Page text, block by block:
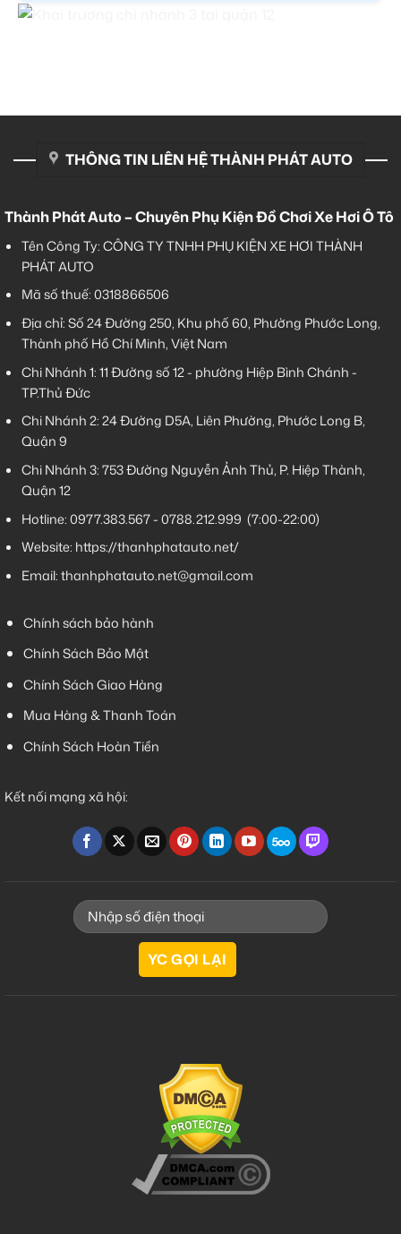
THÔNG TIN LIÊN HỆ THÀNH PHÁT AUTO
Thành Phát Auto – Chuyên Phụ Kiện Đồ Chơi Xe Hơi Ô Tô
Tên Công Ty: CÔNG TY TNHH PHỤ KIỆN XE HƠI THÀNH
PHÁT AUTO
Mã số thuế: 0318866506
Địa chỉ: Số 24 Đường 250, Khu phố 60, Phường Phước Long,
Thành phố Hồ Chí Minh, Việt Nam
Chi Nhánh 1:11 Đường số 12 - phường Hiệp Bình Chánh -
TP.Thủ Đức
Chi Nhánh 2:24 Đường D5A, Liên Phường, Phước Long B,
Quận 9
Chi Nhánh 3:753 Đường Nguyễn Ảnh Thủ, P. Hiệp Thành,
Quận 12
Hotline:0977.383.567-0788.212.999 (7:00-22:00)
Website: https://thanhphatauto.net/
Email:thanhphatauto.net@gmail.com
Chính sách bảo hành
Chính Sách Bảo Mật
Chính Sách Giao Hàng
Mua Hàng & Thanh Toán
Chính Sách Hoàn Tiền
Kết nối mạng xã hội: